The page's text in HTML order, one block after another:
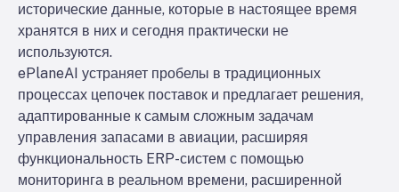
исторические данные, которые в настоящее время
хранятся в них и сегодня практически не
используются.
ePlaneAI устраняет пробелы в традиционных
процессах цепочек поставок и предлагает решения,
адаптированные к самым сложным задачам
управления запасами в авиации, расширяя
функциональность ERP-систем с помощью
мониторинга в реальном времени, расширенной